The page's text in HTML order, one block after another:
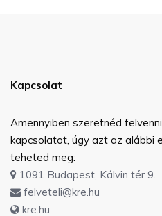
Kapcsolat
Amennyiben szeretnéd
kapcsolatot, úgy azt az alábbi
teheted meg:
1091 Budapest, Kálvin tér 9.
felveteli@kre.hu
kre.hu